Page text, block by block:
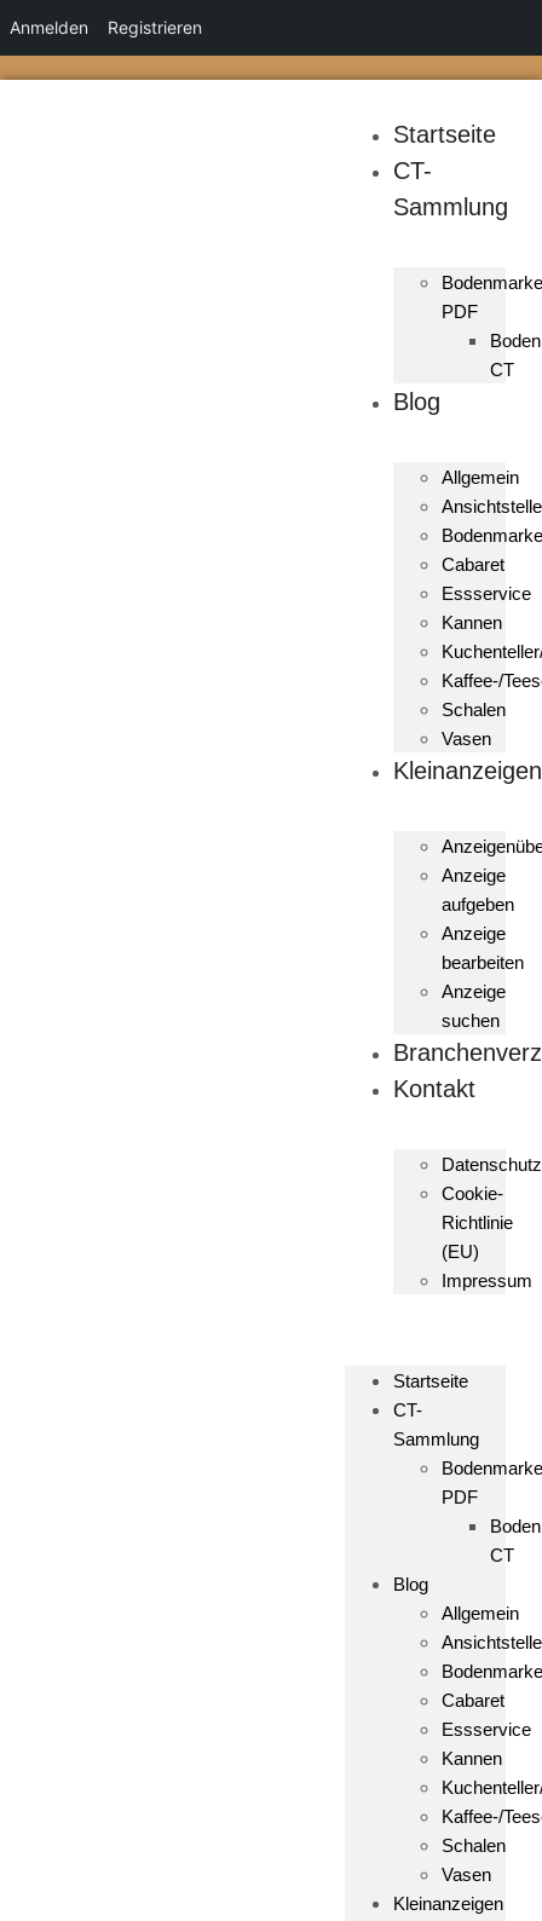
Anmelden Registrieren
Startseite
CT-
Sammlung
PDF
CT
Blog
Allgemein
Cabaret
Essservice
Kannen
Kaffee-/
Schalen
Vasen
Kleinanzeigen
Anzeige
aufgeben
Anzeige
bearbeiten
Anzeige
suchen
Kontakt
Cookie-
Richtlinie
(EU)
Impressum
Startseite
CT-
Sammlung
PDF
CT
Blog
Allgemein
Cabaret
Essservice
Kannen
Kaffee-/
Schalen
Vasen
Kleinanzeigen